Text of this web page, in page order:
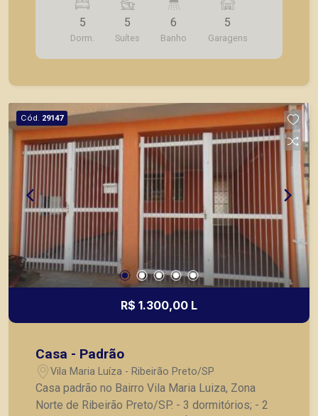
ampla; - Área gourmet com churrasqueira; -
quartos; - Despensa; - Banheiro. A Piramid tem
como objetivo atender seus clientes com
principais lançamentos da cidade de Ribeirão
Preto.
5
Dorm.
5
Suítes
6
Banho
5
Garagens
Cód. 29147
R$ 1.300,00 L
Casa - Padrão
Vila Maria Luíza - Ribeirão Preto/SP
Casa padrão no Bairro Vila Maria Luiza, Zona
Norte de Ribeirão Preto/SP. - 3 dormitórios; - 2